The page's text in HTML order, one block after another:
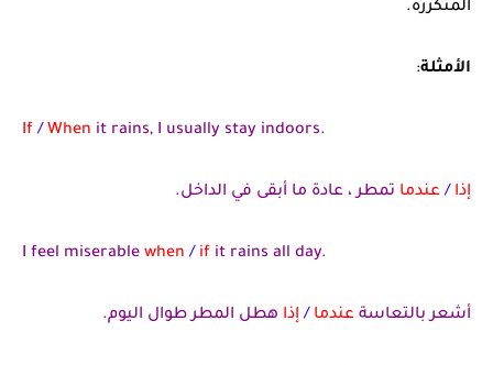
المتكررة.
الأمثلة:
If/ When it rains, I usually stay indoors.
إذا /عندما تمطر ، عادة ما أبقى في الداخل.
I feel miserable when/ if it rains all day.
أشعر بالتعاسة عندما /إذا هطل المطر طوال اليوم.